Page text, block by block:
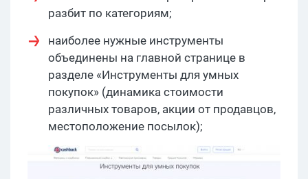
разбит по категориям;
наиболее нужные инструменты
объединены на главной странице в
разделе «Инструменты для умных
покупок» (динамика стоимости
различных товаров, акции от продавцов,
местоположение посылок);